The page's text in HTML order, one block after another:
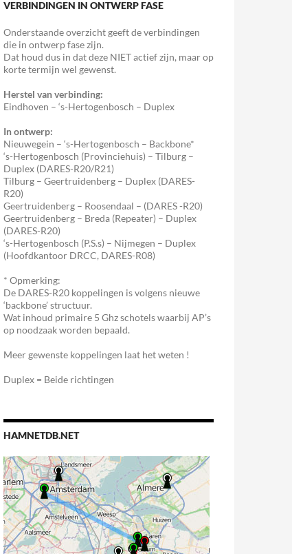
VERBINDINGEN IN ONTWERP FASE
Onderstaande overzicht geeft de verbindingen
die in ontwerp fase zijn.
Dat houd dus in dat deze NIET actief zijn, maar op
korte termijn wel gewenst.
Herstel van verbinding:
Eindhoven – ‘s-Hertogenbosch – Duplex
In ontwerp:
Nieuwegein – ‘s-Hertogenbosch – Backbone*
‘s-Hertogenbosch (Provinciehuis) – Tilburg –
Duplex (DARES-R20/R21)
Tilburg – Geertruidenberg – Duplex (DARES-
R20)
Geertruidenberg – Roosendaal – (DARES -R20)
Geertruidenberg – Breda (Repeater) – Duplex
(DARES-R20)
‘s-Hertogenbosch (P.S.s) – Nijmegen – Duplex
(Hoofdkantoor DRCC, DARES-R08)
* Opmerking:
De DARES-R20 koppelingen is volgens nieuwe
‘backbone’ structuur.
Wat inhoud primaire 5 Ghz schotels waarbij AP’s
op noodzaak worden bepaald.
Meer gewenste koppelingen laat het weten !
Duplex = Beide richtingen
HAMNETDB.NET